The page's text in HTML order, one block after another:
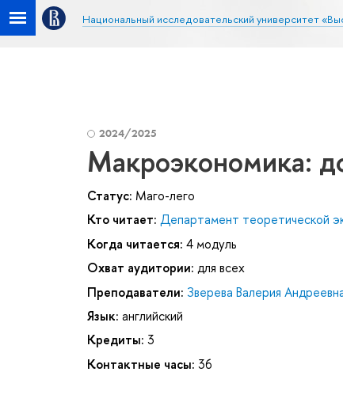
Национальный исследовательский университет
2024/2025
Макроэкономика:
Статус: Маго-лего
Кто читает: Департамент теоретической
Когда читается: 4 модуль
Охват аудитории: для всех
Преподаватели: Зверева Валерия
Язык: английский
Кредиты: 3
Контактные часы: 36